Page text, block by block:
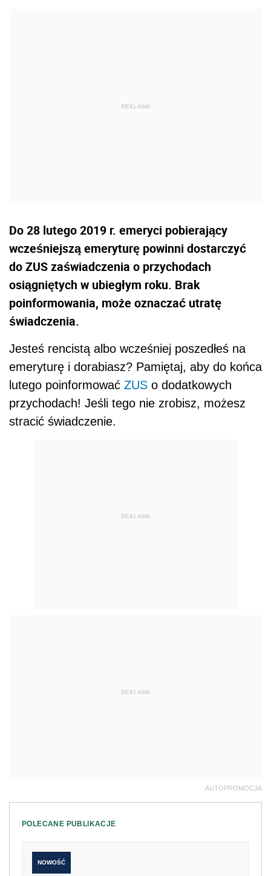
Do 28 lutego 2019 r. emeryci pobierający
wcześniejszą emeryturę powinni dostarczyć
do ZUS zaświadczenia o przychodach
osiągniętych w ubiegłym roku. Brak
poinformowania, może oznaczać utratę
świadczenia.
Jesteś rencistą albo wcześniej poszedłeś na
emeryturę i dorabiasz? Pamiętaj, aby do końca
lutego poinformować ZUS o dodatkowych
przychodach! Jeśli tego nie zrobisz, możesz
stracić świadczenie.
REKLAMA
REKLAMA
AUTOPROMOCJA
POLECANE PUBLIKACJE
NOWOŚĆ